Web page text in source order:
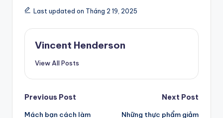
Last updated on Tháng 2 19, 2025
Vincent Henderson
View All Posts
Post
Previous Post
Mách bạn cách làm
Next Post
Những thực phẩm giảm